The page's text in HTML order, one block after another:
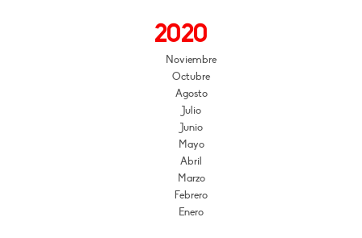
2020
Noviembre
Octubre
Agosto
Julio
Junio
Mayo
Abril
Marzo
Febrero
Enero